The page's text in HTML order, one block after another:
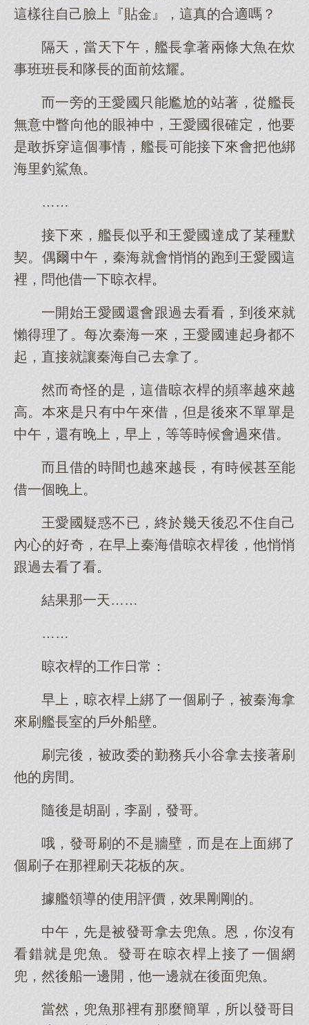
這樣往自己臉上『貼金』，這真的合適嗎？
隔天，當天下午，艦長拿著兩條大魚在炊
事班班長和隊長的面前炫耀。
而一旁的王愛國只能尷尬的站著，從艦長
無意中瞥向他的眼神中，王愛國很確定，他要
是敢拆穿這個事情，艦長可能接下來會把他綁
海里釣鯊魚。
……
接下來，艦長似乎和王愛國達成了某種默
契。偶爾中午，秦海就會悄悄的跑到王愛國這
裡，問他借一下晾衣桿。
一開始王愛國還會跟過去看看，到後來就
懶得理了。每次秦海一來，王愛國連起身都不
起，直接就讓秦海自己去拿了。
然而奇怪的是，這借晾衣桿的頻率越來越
高。本來是只有中午來借，但是後來不單單是
中午，還有晚上，早上，等等時候會過來借。
而且借的時間也越來越長，有時候甚至能
借一個晚上。
王愛國疑惑不已，終於幾天後忍不住自己
內心的好奇，在早上秦海借晾衣桿後，他悄悄
跟過去看了看。
結果那一天……
……
晾衣桿的工作日常：
早上，晾衣桿上綁了一個刷子，被秦海拿
來刷艦長室的戶外船壁。
刷完後，被政委的勤務兵小谷拿去接著刷
他的房間。
隨後是胡副，李副，發哥。
哦，發哥刷的不是牆壁，而是在上面綁了
個刷子在那裡刷天花板的灰。
據艦領導的使用評價，效果剛剛的。
中午，先是被發哥拿去兜魚。恩，你沒有
看錯就是兜魚。發哥在晾衣桿上接了一個網
兜，然後船一邊開，他一邊就在後面兜魚。
當然，兜魚那裡有那麼簡單，所以發哥目